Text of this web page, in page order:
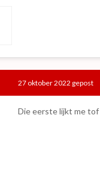
27 oktober 2022 gepost
Die eerste lijkt me tof